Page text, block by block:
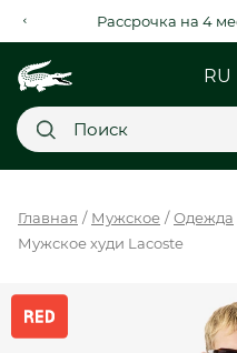
Рассрочка на 4
НОВИНКИ
SALE
Главная Мужское Одежда
Мужское худи Lacoste